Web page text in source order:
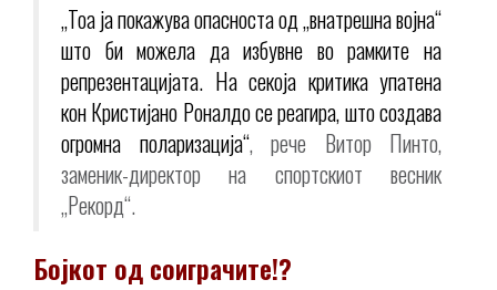
„Тоа ја покажува опасноста од „внатрешна војна“
што би можела да избувне во рамките на
репрезентацијата. На секоја критика упатена
кон Кристијано Роналдо се реагира, што создава
огромна поларизација“, рече Витор Пинто,
заменик-директор на спортскиот весник
„Рекорд“.
Бојкот од соиграчите!?